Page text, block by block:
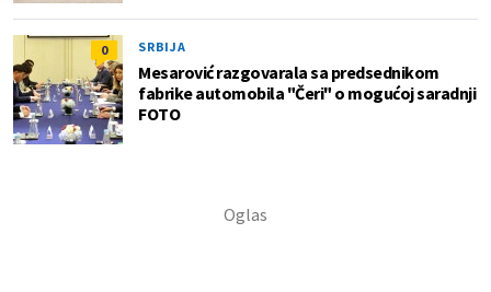
0 SRBIJA
Mesarović razgovarala sa predsednikom
fabrike automobila "Čeri" o mogućoj saradnji
FOTO